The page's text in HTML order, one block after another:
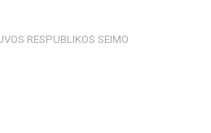
RESPUBLIKOS SEIMO